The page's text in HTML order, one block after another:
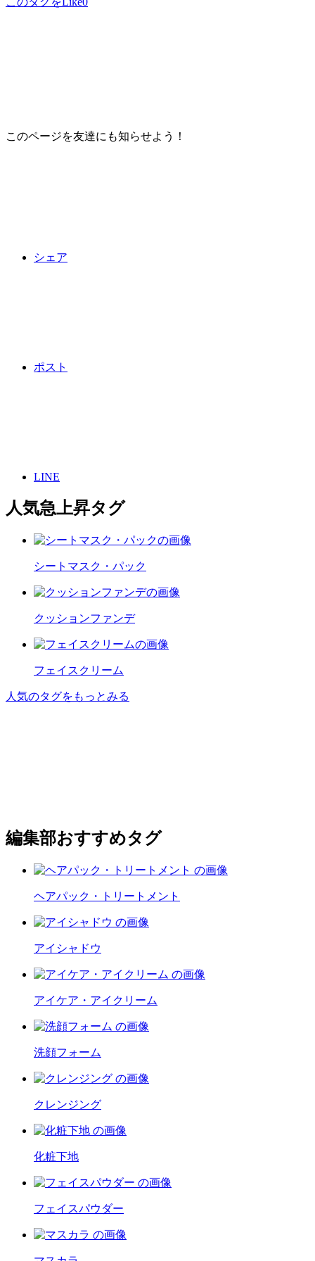
このページを友達にも知らせよう！
シェア
ポスト
LINE
人気急上昇タグ
シートマスク・パック
クッションファンデ
フェイスクリーム
人気のタグをもっとみる
編集部おすすめタグ
ヘアパック・トリートメント
アイシャドウ
アイケア・アイクリーム
洗顔フォーム
クレンジング
化粧下地
フェイスパウダー